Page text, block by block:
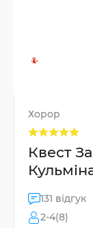
Хорор
Квест
131 відгук
2-4(8)